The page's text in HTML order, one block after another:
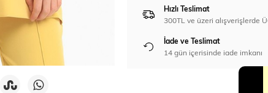
Hızlı Teslimat
300TL ve üzeri alışverişlerde
İade ve Teslimat
14 gün içerisinde iade imkanı